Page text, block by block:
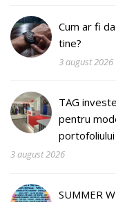
Cum ar fi
tine?
3 august 2026
TAG
pentru
portofoliului
3 august 2026
SUMMER